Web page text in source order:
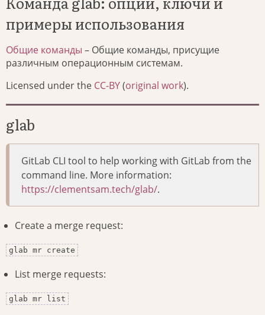
примеры использования
Общие команды – Общие команды, присущие
различным операционным системам.
Licensed under the CC-BY(original work).
glab
GitLab CLI tool to help working with GitLab from the
command line. More information:
https://clementsam.tech/glab/.
Create a merge request:
glab mr create
List merge requests:
glab mr list